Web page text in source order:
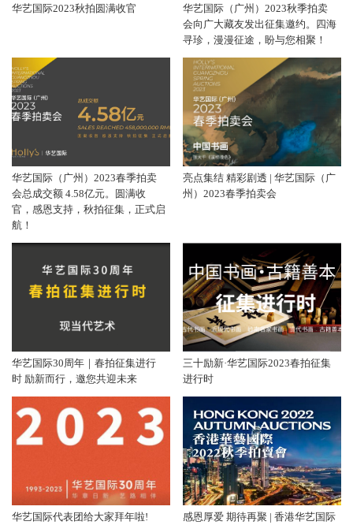
华艺国际2023秋拍圆满收官
华艺国际（广州）2023秋季拍卖
会向广大藏友发出征集邀约。四海
寻珍，漫漫征途，盼与您相聚！
华艺国际（广州）2023春季拍卖
会总成交额 4.58亿元。圆满收
官，感恩支持，秋拍征集，正式启
航！
亮点集结 精彩剧透 | 华艺国际（广
州）2023春季拍卖会
华艺国际30周年｜春拍征集进行
时 励新而行，邀您共迎未来
三十励新·华艺国际2023春拍征集
进行时
华艺国际代表团给大家拜年啦!
感恩厚爱 期待再聚 | 香港华艺国际